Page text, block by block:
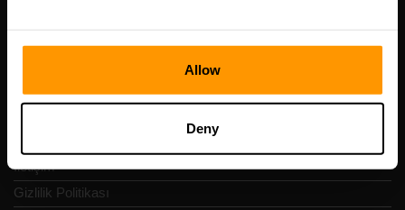
Allow
Deny
Hızlı Nav
İletişim
Gizlilik Politikası